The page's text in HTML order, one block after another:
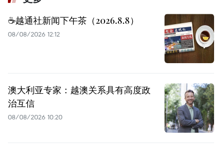
☕️越通社新闻下午茶（2026.8.8）
08/08/2026 12:12
澳大利亚专家：越澳关系具有高度政
治互信
08/08/2026 10:20